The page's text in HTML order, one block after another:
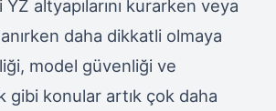
altyapılarını kurarken veya
daha dikkatli olmaya
model güvenliği ve
gibi konular artık çok daha